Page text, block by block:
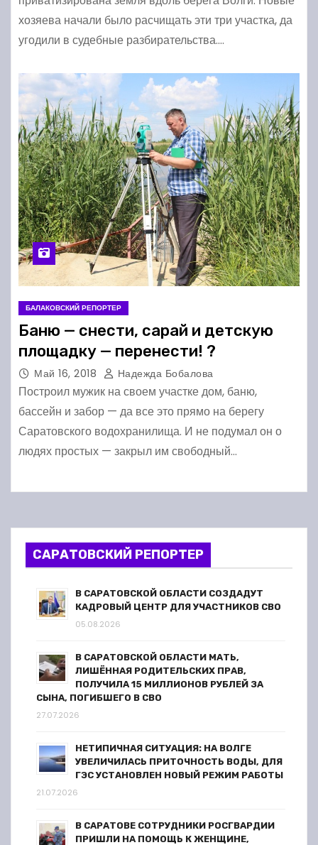
хозяева начали было расчищать эти три участка, да
угодили в судебные разбирательства.…
БАЛАКОВСКИЙ РЕПОРТЕР
Баню — снести, сарай и детскую
площадку — перенести! ?
Май 16, 2018 Надежда Бобалова
Построил мужик на своем участке дом, баню,
бассейн и забор — да все это прямо на берегу
Саратовского водохранилища. И не подумал он о
людях простых — закрыл им свободный…
САРАТОВСКИЙ РЕПОРТЕР
В САРАТОВСКОЙ ОБЛАСТИ СОЗДАДУТ
КАДРОВЫЙ ЦЕНТР ДЛЯ УЧАСТНИКОВ СВО
05.08.2026
В САРАТОВСКОЙ ОБЛАСТИ МАТЬ,
ЛИШЁННАЯ РОДИТЕЛЬСКИХ ПРАВ,
ПОЛУЧИЛА 15 МИЛЛИОНОВ РУБЛЕЙ ЗА
СЫНА, ПОГИБШЕГО В СВО
27.07.2026
НЕТИПИЧНАЯ СИТУАЦИЯ: НА ВОЛГЕ
УВЕЛИЧИЛАСЬ ПРИТОЧНОСТЬ ВОДЫ, ДЛЯ
ГЭС УСТАНОВЛЕН НОВЫЙ РЕЖИМ РАБОТЫ
21.07.2026
В САРАТОВЕ СОТРУДНИКИ РОСГВАРДИИ
ПРИШЛИ НА ПОМОЩЬ К ЖЕНЩИНЕ,